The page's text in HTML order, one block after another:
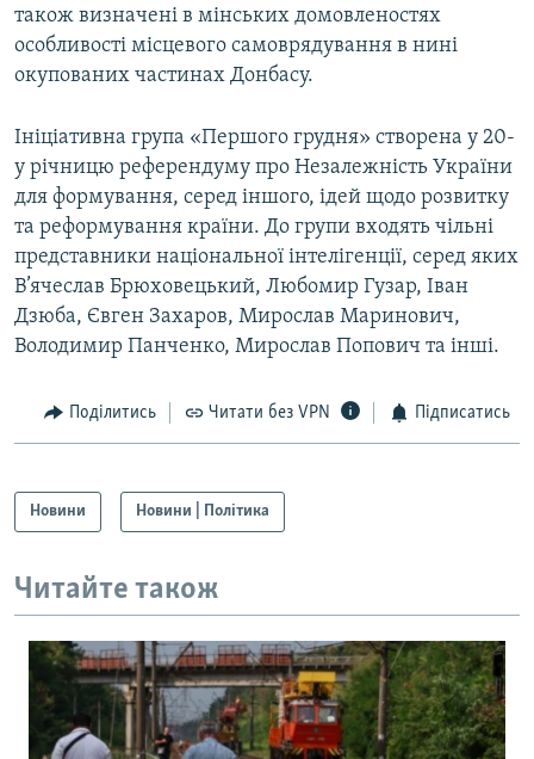
також визначені в мінських домовленостях
особливості місцевого самоврядування в нині
окупованих частинах Донбасу.
Ініціативна група «Першого грудня» створена у 20-
у річницю референдуму про Незалежність України
для формування, серед іншого, ідей щодо розвитку
та реформування країни. До групи входять чільні
представники національної інтелігенції, серед яких
В’ячеслав Брюховецький, Любомир Гузар, Іван
Дзюба, Євген Захаров, Мирослав Маринович,
Володимир Панченко, Мирослав Попович та інші.
Поділитись Читати без VPN Підписатись
Новини Новини | Політика
Читайте також